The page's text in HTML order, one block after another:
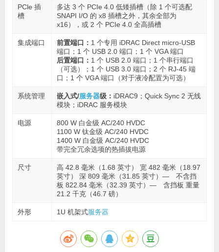
PCle 插
槽
多达 3 个 PCIe 4.0 低矮插槽（除 1 个可选配
SNAPI I/O 的 x8 插槽之外，其余全部为
x16），或 2 个 PCIe 4.0 全高插槽
集成端口 前置端口： 1 个专用 iDRAC Direct micro-USB
端口；1 个 USB 2.0 端口；1 个 VGA 端口
后置端口： 1 个 USB 2.0 端口；1 个串行端口
（可选）；1 个 USB 3.0 端口；2 个 RJ-45 端
口；1 个 VGA 端口（对于液冷配置为可选）
系统管理 嵌入式/服务器级： iDRAC9；Quick Sync 2 无线
模块；iDRAC 服务模块
电源
800 W 白金级 AC/240 HVDC
1100 W 钛金级 AC/240 HVDC
1400 W 白金级 AC/240 HVDC
带完全冗余选项的热插拔电源
尺寸
高 42.8 毫米（1.68 英寸） 宽 482 毫米（18.97
英寸） 深 809 毫米（31.85 英寸）— 不含挡
板 822.84 毫米（32.39 英寸）— 含挡板 重量
21.2 千克（46.7 磅）
外形 1U 机架式服务器